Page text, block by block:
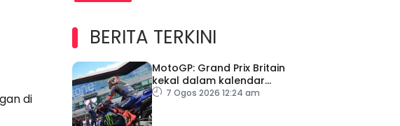
di
BERITA TERKINI
MotoGP: Grand Prix Britain
kekal dalam kalendar
hingga 2028
7 Ogos 2026 12:24 am